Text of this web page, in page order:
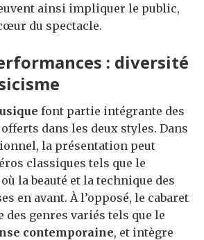
ainsi impliquer le public,
du spectacle.
: diversité
font partie intégrante des
dans les deux styles. Dans
la présentation peut
classiques tels que le
où la beauté et la technique des
en avant. À l’opposé, le cabaret
des genres variés tels que le
contemporaine, et intègre